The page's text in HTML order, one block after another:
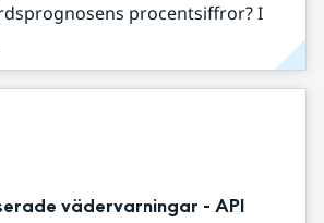
procentsiffror? I
vädervarningar - API